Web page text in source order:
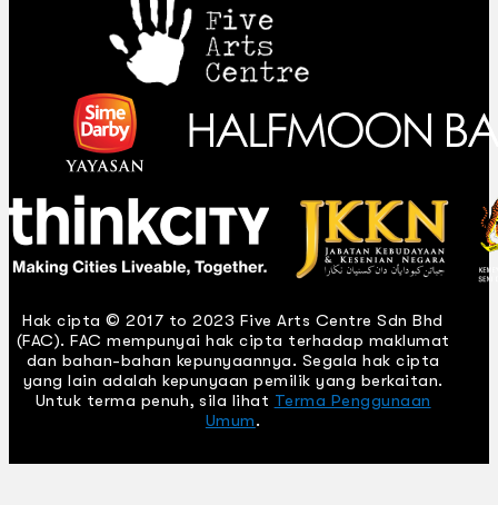
Hak cipta © 2017 to 2023 Five Arts Centre Sdn Bhd
(FAC). FAC mempunyai hak cipta terhadap maklumat
dan bahan-bahan kepunyaannya. Segala hak cipta
yang lain adalah kepunyaan pemilik yang berkaitan.
Untuk terma penuh, sila lihat Terma Penggunaan
Umum.